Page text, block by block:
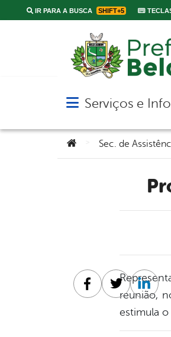
IR PARA A BUSCA SHIFT+5
Abrir menu principal
Serviços e
Você está aqui:
Sec. de
reunião,
estimula
Facebook
Twitter